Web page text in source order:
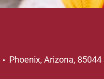
Emplacement
Phoenix, Arizona, 85044